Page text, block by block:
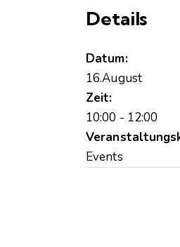
Details
Datum:
16.August
Zeit:
10:00 - 12:00
Events